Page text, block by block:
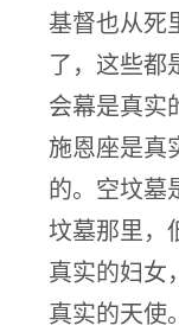
基督也从死
了，这些都
会幕是真实
施恩座是真
的。空坟墓
坟墓那里，
真实的妇女
真实的天使。